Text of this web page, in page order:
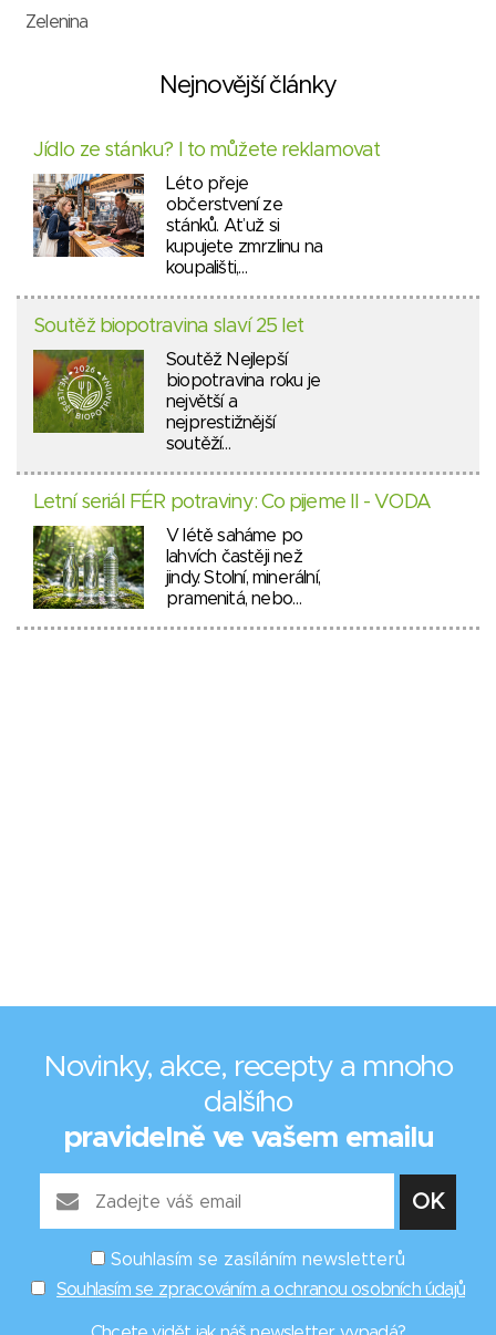
Zelenina
Nejnovější články
Jídlo ze stánku? I to můžete reklamovat
Léto přeje
občerstvení ze
stánků. Ať už si
kupujete zmrzlinu na
koupališti,…
Soutěž biopotravina slaví 25 let
Soutěž Nejlepší
biopotravina roku je
největší a
nejprestižnější
soutěží…
Letní seriál FÉR potraviny: Co pijeme II - VODA
V létě saháme po
lahvích častěji než
jindy. Stolní, minerální,
pramenitá, nebo…
Novinky, akce, recepty a mnoho
dalšího
pravidelně ve vašem emailu
Souhlasím se zasíláním newsletterů
Souhlasím se zpracováním a ochranou osobních údajů